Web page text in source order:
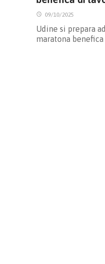
09/10/2025
Udine si prepara
maratona